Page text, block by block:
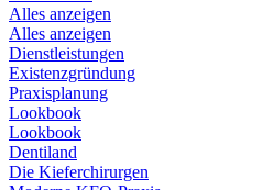
Alles anzeigen
Alles anzeigen
Dienstleistungen
Existenzgründung
Praxisplanung
Lookbook
Lookbook
Dentiland
Die Kieferchirurgen